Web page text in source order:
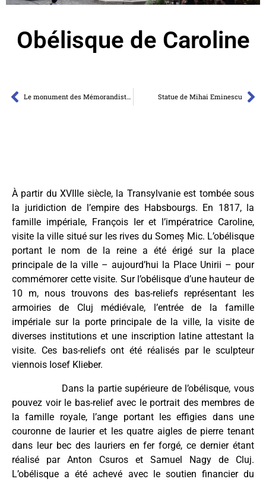
Obélisque de Caroline
Le monument des Mémorandistes Statue de Mihai Eminescu
À partir du XVIIIe siècle, la Transylvanie est tombée sous
la juridiction de l’empire des Habsbourgs. En 1817, la
famille impériale, François Ier et l’impératrice Caroline,
visite la ville situé sur les rives du Someș Mic. L’obélisque
portant le nom de la reine a été érigé sur la place
principale de la ville – aujourd’hui la Place Unirii – pour
commémorer cette visite. Sur l’obélisque d’une hauteur de
10 m, nous trouvons des bas-reliefs représentant les
armoiries de Cluj médiévale, l’entrée de la famille
impériale sur la porte principale de la ville, la visite de
diverses institutions et une inscription latine attestant la
visite. Ces bas-reliefs ont été réalisés par le sculpteur
viennois Iosef Klieber.
Dans la partie supérieure de l’obélisque, vous
pouvez voir le bas-relief avec le portrait des membres de
la famille royale, l’ange portant les effigies dans une
couronne de laurier et les quatre aigles de pierre tenant
dans leur bec des lauriers en fer forgé, ce dernier étant
réalisé par Anton Csuros et Samuel Nagy de Cluj.
L’obélisque a été achevé avec le soutien financier du